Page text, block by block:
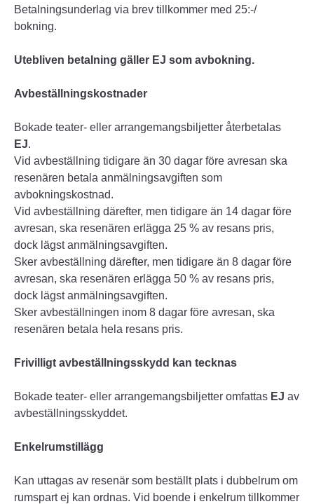
Betalningsunderlag via brev tillkommer med 25:-/
bokning.
Utebliven betalning gäller EJ som avbokning.
Avbeställningskostnader
Bokade teater- eller arrangemangsbiljetter återbetalas
EJ.
Vid avbeställning tidigare än 30 dagar före avresan ska
resenären betala anmälningsavgiften som
avbokningskostnad.
Vid avbeställning därefter, men tidigare än 14 dagar före
avresan, ska resenären erlägga 25 % av resans pris,
dock lägst anmälningsavgiften.
Sker avbeställning därefter, men tidigare än 8 dagar före
avresan, ska resenären erlägga 50 % av resans pris,
dock lägst anmälningsavgiften.
Sker avbeställningen inom 8 dagar före avresan, ska
resenären betala hela resans pris.
Frivilligt avbeställningsskydd kan tecknas
Bokade teater- eller arrangemangsbiljetter omfattas EJ av
avbeställningsskyddet.
Enkelrumstillägg
Kan uttagas av resenär som beställt plats i dubbelrum om
rumspart ej kan ordnas. Vid boende i enkelrum tillkommer